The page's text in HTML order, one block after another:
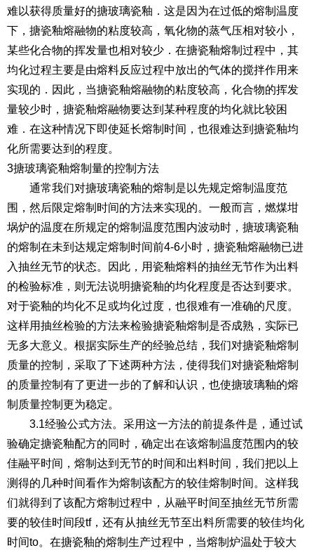
难以获得质量好的搪玻璃瓷釉．这是因为在过低的熔制温度
下，搪瓷釉熔融物的粘度较高，氧化物的蒸气压相对较小，
某些化合物的挥发量也相对较少．在搪瓷釉熔制过程中，其
均化过程主要是由熔料反应过程中放出的气体的搅拌作用来
实现的．因此，当搪瓷釉熔融物的粘度较高，化合物的挥发
量较少时，搪瓷釉熔融物要达到某种程度的均化就比较困
难．在这种情况下即使延长熔制时间，也很难达到搪瓷釉均
化所需要达到的程度。
3搪玻璃瓷釉熔制量的控制方法
通常我们对搪玻璃瓷釉的熔制是以先规定熔制温度范
围，然后限定熔制时间的方法来实现的。一般而言，燃煤坩
埚炉的温度在所规定的熔制温度范围内波动时，搪玻璃瓷釉
的熔制在未到达规定熔制时间前4-6小时，搪瓷釉熔融物已进
入抽丝无节的状态。因此，用瓷釉熔料的抽丝无节作为出料
的检验标准，则无法说明搪瓷釉的均化程度是否达到要求。
对于瓷釉的均化不足或均化过度，也很难有一准确的尺度。
这样用抽丝检验的方法来检验搪瓷釉熔制是否成熟，实际已
无多大意义。根据实际生产的经验总结，我们对搪瓷釉熔制
质量的控制，采取了下述两种方法，使得我们对搪瓷釉熔制
的质量控制有了更进一步的了解和认识，也使搪玻璃釉的熔
制质量控制更为稳定。
3.1经验公式方法。采用这一方法的前提条件是，通过试
验确定搪瓷釉配方的同时，确定出在该熔制温度范围内的较
佳融平时间，熔制达到无节的时间和出料时间，我们把以上
测得的几种时间看作为熔制该配方的较佳熔制时间。这样我
们就得到了该配方熔制过程中，从融平时间至抽丝无节所需
要的较佳时间段tf，还有从抽丝无节至出料所需要的较佳均化
时间to。在搪瓷釉的熔制生产过程中，当熔制炉温处于较大